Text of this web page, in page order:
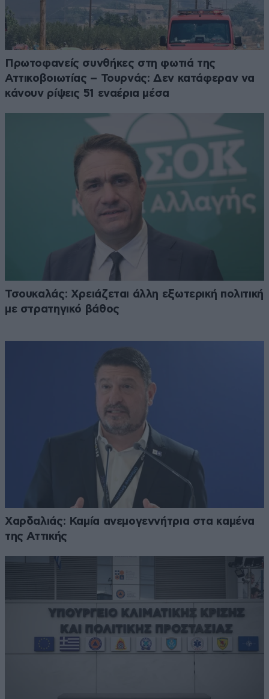
Πρωτοφανείς συνθήκες στη φωτιά της
Αττικοβοιωτίας – Τουρνάς: Δεν κατάφεραν να
κάνουν ρίψεις 51 εναέρια μέσα
Τσουκαλάς: Xρειάζεται άλλη εξωτερική πολιτική
με στρατηγικό βάθος
Χαρδαλιάς: Καμία ανεμογεννήτρια στα καμένα
της Αττικής